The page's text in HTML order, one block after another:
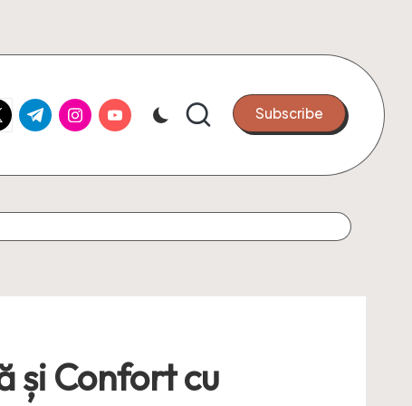
t.me instagram.com
youtube.com Subscribe
și Confort cu